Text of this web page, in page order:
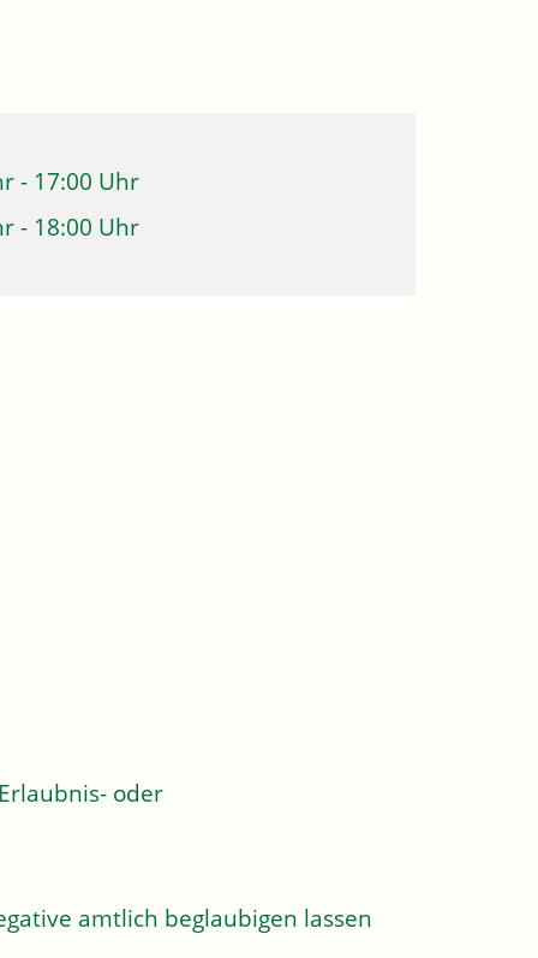
- 17:00 Uhr
- 18:00 Uhr
oder
amtlich beglaubigen lassen